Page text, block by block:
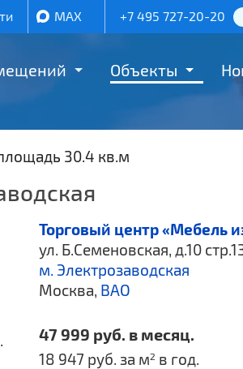
MAX +7 495 727-20-20
Объекты
30.4 кв.м
Торговый центр «Мебель
ул. Б.Семеновская, д.10
м. Электрозаводская
Москва, ВАО
47 999 руб. в месяц.
18 947 руб. за м2 в год.